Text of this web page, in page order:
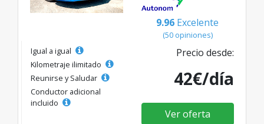
9.96 Excelente
(50 opiniones)
Igual a igual
Kilometraje ilimitado
Reunirse y Saludar
Conductor adicional
incluido
Precio desde:
42€/día
Ver oferta